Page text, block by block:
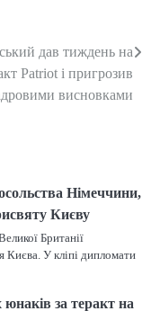
дав тиждень на
Patriot і пригрозив
висновками
Німеччини,
Києву
Британії
Києва. У кліпі дипломати
за теракт на